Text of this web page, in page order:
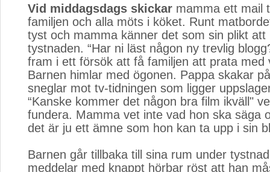
Vid middagsdags skickar mamma ett mail
familjen och alla möts i köket. Runt
tyst och mamma känner det som sin plikt att
tystnaden. “Har ni läst någon ny trevlig
fram i ett försök att få familjen att prata med
Barnen himlar med ögonen. Pappa skakar
sneglar mot tv-tidningen som ligger
“Kanske kommer det någon bra film ikväll"
fundera. Mamma vet inte vad hon ska säga
det är ju ett ämne som hon kan ta upp i sin
Barnen går tillbaka till sina rum under
meddelar med knappt hörbar röst att han